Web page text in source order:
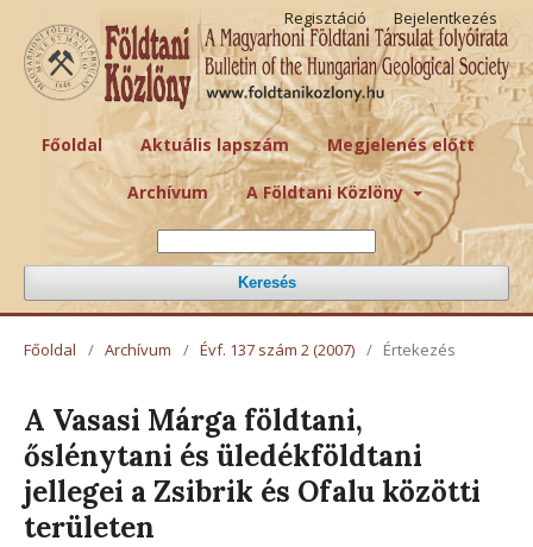
Főoldal Aktuális lapszám Megjelenés előtt
Archívum A Földtani Közlöny
Keresés
Regisztáció Bejelentkezés
Főoldal / Archívum / Évf. 137 szám 2 (2007) / Értekezés
A Vasasi Márga földtani,
őslénytani és üledékföldtani
jellegei a Zsibrik és Ofalu közötti
területen